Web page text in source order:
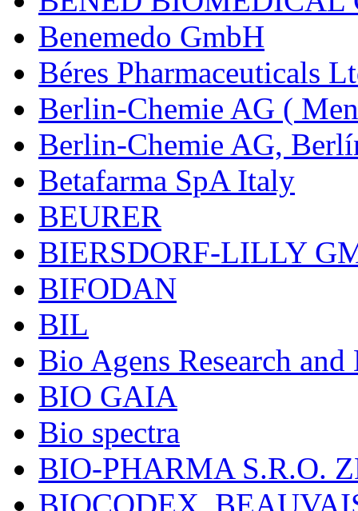
Benemedo GmbH
Béres Pharmaceuticals
Berlin-Chemie AG (
Berlin-Chemie AG,
Betafarma SpA Italy
BEURER
BIERSDORF-LILLY
BIFODAN
BIL
Bio Agens Research
BIO GAIA
Bio spectra
BIO-PHARMA S.R.O.
BIOCODEX,